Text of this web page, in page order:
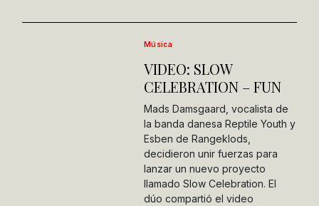
Música
VIDEO: SLOW
CELEBRATION – FUN
Mads Damsgaard, vocalista de
la banda danesa Reptile Youth y
Esben de Rangeklods,
decidieron unir fuerzas para
lanzar un nuevo proyecto
llamado Slow Celebration. El
dúo compartió el video